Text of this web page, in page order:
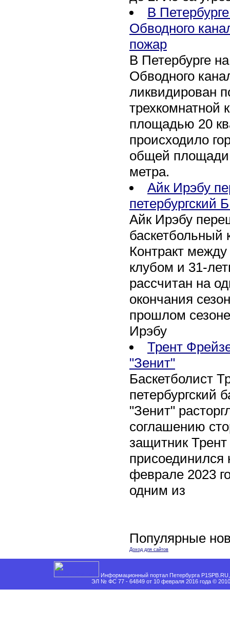
В
Обводного
пожар
В Петербурге
Обводного
ликвидирован
трехкомнатной
площадью 20
происходило
общей площади
метра.
Айк Ирэбу
петербургский
Айк Ирэбу
баскетбольный
Контракт между
клубом и 31-
рассчитан на
окончания
прошлом
Ирэбу
Трент
"Зенит"
Баскетболист
петербургский
"Зенит"
соглашению
защитник
присоединился
феврале 2023
одним из
Популярные
Доход для сайтов
Информационный портал Петербурга
ЭЛ № ФС 77 - 64849 от 10 февраля 2016 года ©